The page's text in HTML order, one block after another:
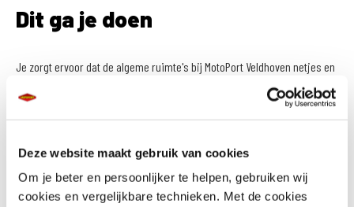
Deze website maakt gebruik van cookies
Om je beter en persoonlijker te helpen, gebruiken wij
cookies en vergelijkbare technieken. Met de cookies
Dit ga je doen
Je zorgt ervoor dat de algeme ruimte's bij MotoPort Veldhoven netjes en
schoon zijn. Hieronder vallen de koffiehoek, de showroombalies, de
Het betreft een part time functie voor 6-8 uur per week.
De ramen en grote schoonmaakklussen horen niet bij jouw takenpakket.